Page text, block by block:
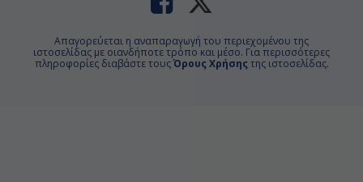
Απαγορεύεται η αναπαραγωγή του περιεχομένου της
ιστοσελίδας με οιανδήποτε τρόπο και μέσο. Για περισσότερες
πληροφορίες διαβάστε τουςΌρους Χρήσηςτης ιστοσελίδας.